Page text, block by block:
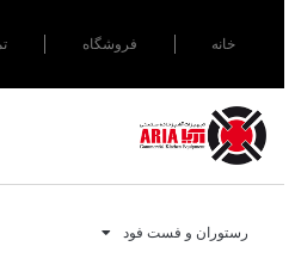
خانه فروشگاه
رستوران و فست فود